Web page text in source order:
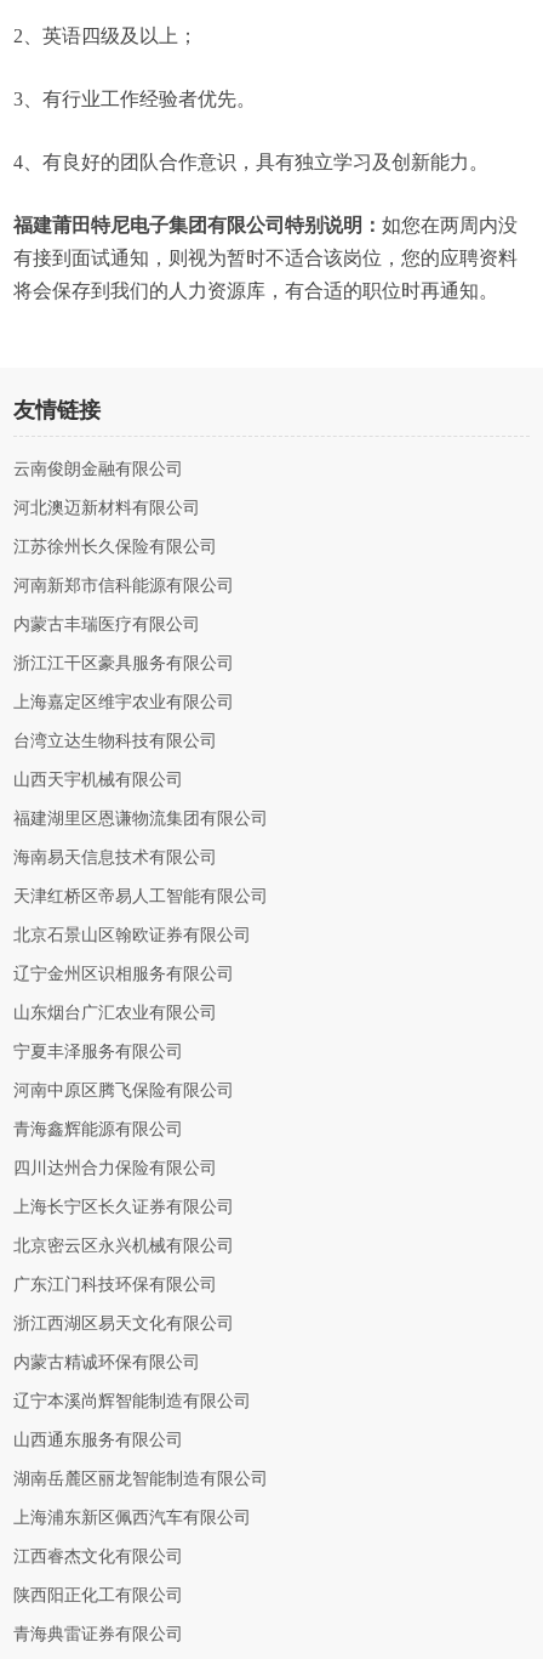
2、英语四级及以上；
3、有行业工作经验者优先。
4、有良好的团队合作意识，具有独立学习及创新能力。
福建莆田特尼电子集团有限公司特别说明：如您在两周内没
有接到面试通知，则视为暂时不适合该岗位，您的应聘资料
将会保存到我们的人力资源库，有合适的职位时再通知。
友情链接
云南俊朗金融有限公司
河北澳迈新材料有限公司
江苏徐州长久保险有限公司
河南新郑市信科能源有限公司
内蒙古丰瑞医疗有限公司
浙江江干区豪具服务有限公司
上海嘉定区维宇农业有限公司
台湾立达生物科技有限公司
山西天宇机械有限公司
福建湖里区恩谦物流集团有限公司
海南易天信息技术有限公司
天津红桥区帝易人工智能有限公司
北京石景山区翰欧证券有限公司
辽宁金州区识相服务有限公司
山东烟台广汇农业有限公司
宁夏丰泽服务有限公司
河南中原区腾飞保险有限公司
青海鑫辉能源有限公司
四川达州合力保险有限公司
上海长宁区长久证券有限公司
北京密云区永兴机械有限公司
广东江门科技环保有限公司
浙江西湖区易天文化有限公司
内蒙古精诚环保有限公司
辽宁本溪尚辉智能制造有限公司
山西通东服务有限公司
湖南岳麓区丽龙智能制造有限公司
上海浦东新区佩西汽车有限公司
江西睿杰文化有限公司
陕西阳正化工有限公司
青海典雷证券有限公司